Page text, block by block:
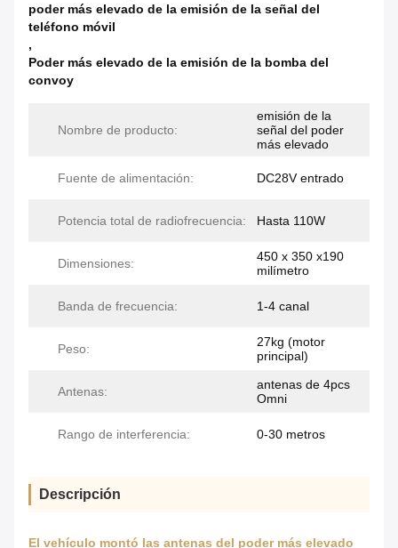
poder más elevado de la emisión de la señal del
teléfono móvil
,
Poder más elevado de la emisión de la bomba del
convoy
Nombre de producto:
emisión de la
señal del poder
más elevado
Fuente de alimentación: DC28V entrado
Potencia total de radiofrecuencia: Hasta 110W
Dimensiones:
450 x 350 x190
milímetro
Banda de frecuencia: 1-4 canal
Peso:
27kg (motor
principal)
Antenas:
antenas de 4pcs
Omni
Rango de interferencia: 0-30 metros
Descripción
El vehículo montó las antenas del poder más elevado